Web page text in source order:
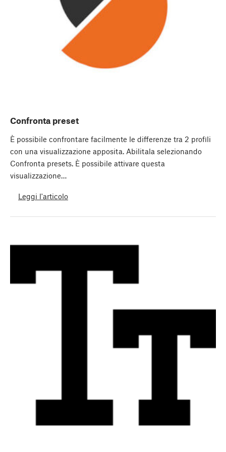
Confronta preset
È possibile confrontare facilmente le differenze tra 2 profili
con una visualizzazione apposita. Abilitala selezionando
Confronta presets. È possibile attivare questa
visualizzazione…
Leggi l'articolo